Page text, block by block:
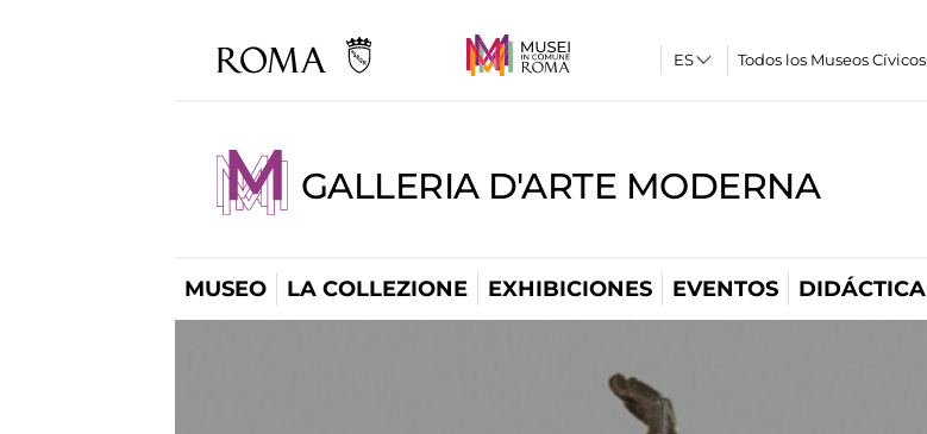
Todos los Museos Cívicos
GALLERIA D'ARTE MODERNA
MUSEO LA COLLEZIONE EXHIBICIONES EVENTOS DIDÁCTICA